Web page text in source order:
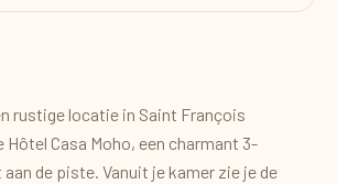
rustige locatie in Saint François
Hôtel Casa Moho, een charmant 3-
de piste. Vanuit je kamer zie je de